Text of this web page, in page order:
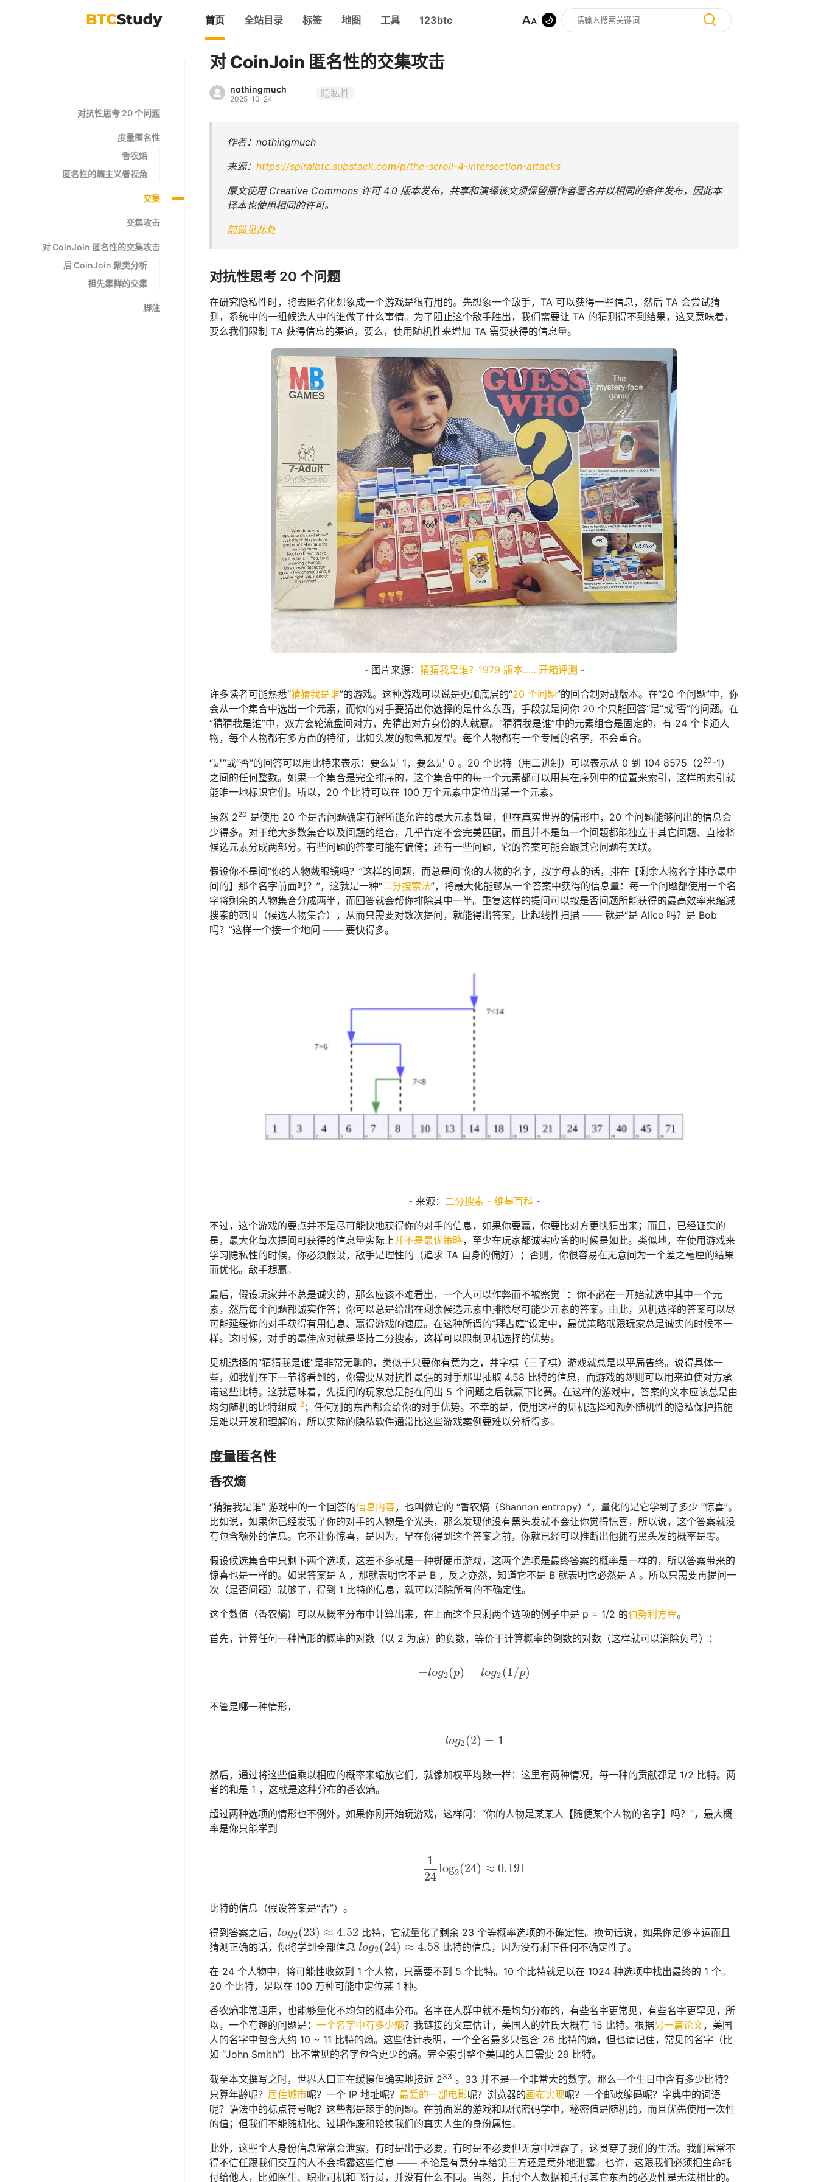
首页 全站目录 标签 地图 工具 123btc
对抗性思考 20 个问题
度量匿名性
香农熵
匿名性的熵主义者视角
交集
交集攻击
对 CoinJoin 匿名性的交集攻击
后 CoinJoin 聚类分析
祖先集群的交集
脚注
对 CoinJoin 匿名性的交集攻击
nothingmuch
2025-10-24 隐私性
作者：nothingmuch
来源： https://spiralbtc.substack.com/p/the-scroll-4-intersection-attacks
原文使用 Creative Commons 许可 4.0 版本发布，共享和演绎该文须保留原作者署名并以相同的条件发布，因此本
译本也使用相同的许可。
前篇见此处
对抗性思考 20 个问题
在研究隐私性时，将去匿名化想象成一个游戏是很有用的。先想象一个敌手，TA 可以获得一些信息，然后 TA 会尝试猜
测，系统中的一组候选人中的谁做了什么事情。为了阻止这个敌手胜出，我们需要让 TA 的猜测得不到结果，这又意味着，
要么我们限制 TA 获得信息的渠道，要么，使用随机性来增加 TA 需要获得的信息量。
- 图片来源： 猜猜我是谁？1979 版本……开箱评测 -
许多读者可能熟悉“猜猜我是谁”的游戏。这种游戏可以说是更加底层的“20 个问题”的回合制对战版本。在“20 个问题”中，你
会从一个集合中选出一个元素，而你的对手要猜出你选择的是什么东西，手段就是问你 20 个只能回答“是”或“否”的问题。在
“猜猜我是谁”中，双方会轮流盘问对方，先猜出对方身份的人就赢。“猜猜我是谁”中的元素组合是固定的，有 24 个卡通人
物，每个人物都有多方面的特征，比如头发的颜色和发型。每个人物都有一个专属的名字，不会重合。
“是”或“否”的回答可以用比特来表示：要么是 1，要么是 0 。20 个比特（用二进制）可以表示从 0 到 104 8575（220-1）
之间的任何整数。如果一个集合是完全排序的，这个集合中的每一个元素都可以用其在序列中的位置来索引，这样的索引就
能唯一地标识它们。所以，20 个比特可以在 100 万个元素中定位出某一个元素。
虽然 220 是使用 20 个是否问题确定有解所能允许的最大元素数量，但在真实世界的情形中，20 个问题能够问出的信息会
少得多。对于绝大多数集合以及问题的组合，几乎肯定不会完美匹配，而且并不是每一个问题都能独立于其它问题、直接将
候选元素分成两部分。有些问题的答案可能有偏倚；还有一些问题，它的答案可能会跟其它问题有关联。
假设你不是问“你的人物戴眼镜吗？”这样的问题，而总是问“你的人物的名字，按字母表的话，排在【剩余人物名字排序最中
间的】那个名字前面吗？”，这就是一种“二分搜索法”，将最大化能够从一个答案中获得的信息量：每一个问题都使用一个名
字将剩余的人物集合分成两半，而回答就会帮你排除其中一半。重复这样的提问可以按是否问题所能获得的最高效率来缩减
搜索的范围（候选人物集合），从而只需要对数次提问，就能得出答案，比起线性扫描 —— 就是“是 Alice 吗？是 Bob
吗？”这样一个接一个地问 —— 要快得多。
- 来源： 二分搜索 - 维基百科-
不过，这个游戏的要点并不是尽可能快地获得你的对手的信息，如果你要赢，你要比对方更快猜出来；而且，已经证实的
是，最大化每次提问可获得的信息量实际上并不是最优策略，至少在玩家都诚实应答的时候是如此。类似地，在使用游戏来
学习隐私性的时候，你必须假设，敌手是理性的（追求 TA 自身的偏好）；否则，你很容易在无意间为一个差之毫厘的结果
而优化。敌手想赢。
最后，假设玩家并不总是诚实的，那么应该不难看出，一个人可以作弊而不被察觉 1 ：你不必在一开始就选中其中一个元
素，然后每个问题都诚实作答；你可以总是给出在剩余候选元素中排除尽可能少元素的答案。由此，见机选择的答案可以尽
可能延缓你的对手获得有用信息、赢得游戏的速度。在这种所谓的“拜占庭”设定中，最优策略就跟玩家总是诚实的时候不一
样。这时候，对手的最佳应对就是坚持二分搜索，这样可以限制见机选择的优势。
见机选择的“猜猜我是谁”是非常无聊的，类似于只要你有意为之，井字棋（三子棋）游戏就总是以平局告终。说得具体一
些，如我们在下一节将看到的，你需要从对抗性最强的对手那里抽取 4.58 比特的信息，而游戏的规则可以用来迫使对方承
诺这些比特。这就意味着，先提问的玩家总是能在问出 5 个问题之后就赢下比赛。在这样的游戏中，答案的文本应该总是由
均匀随机的比特组成 2 ；任何别的东西都会给你的对手优势。不幸的是，使用这样的见机选择和额外随机性的隐私保护措施
是难以开发和理解的，所以实际的隐私软件通常比这些游戏案例要难以分析得多。
度量匿名性
香农熵
“猜猜我是谁” 游戏中的一个回答的信息内容，也叫做它的 “香农熵（Shannon entropy）”，量化的是它学到了多少 “惊喜”。
比如说，如果你已经发现了你的对手的人物是个光头，那么发现他没有黑头发就不会让你觉得惊喜，所以说，这个答案就没
有包含额外的信息。它不让你惊喜，是因为，早在你得到这个答案之前，你就已经可以推断出他拥有黑头发的概率是零。
假设候选集合中只剩下两个选项，这差不多就是一种掷硬币游戏，这两个选项是最终答案的概率是一样的，所以答案带来的
惊喜也是一样的。如果答案是 A ，那就表明它不是 B ，反之亦然，知道它不是 B 就表明它必然是 A 。所以只需要再提问一
次（是否问题）就够了，得到 1 比特的信息，就可以消除所有的不确定性。
这个数值（香农熵）可以从概率分布中计算出来，在上面这个只剩两个选项的例子中是 p = 1/2 的伯努利方程。
首先，计算任何一种情形的概率的对数（以 2 为底）的负数，等价于计算概率的倒数的对数（这样就可以消除负号）：
−log2(p) = log2 (1/p)
−log2(p )=l og2( 1 /p)
不管是哪一种情形，
log2 (2) = 1
log 2( 2 )=1
然后，通过将这些值乘以相应的概率来缩放它们，就像加权平均数一样：这里有两种情况，每一种的贡献都是 1/2 比特。两
者的和是 1 ，这就是这种分布的香农熵。
超过两种选项的情形也不例外。如果你刚开始玩游戏，这样问：“你的人物是某某人【随便某个人物的名字】吗？”，最大概
率是你只能学到
1
24
log2(24) ≈ 0.191
124log2(24 )≈ 0.191
比特的信息（假设答案是“否”）。
得到答案之后， log2(23) ≈ 4.52
log2( 23)≈ 4.52
比特，它就量化了剩余 23 个等概率选项的不确定性。换句话说，如果你足够幸运而且
猜测正确的话，你将学到全部信息 log2(24) ≈ 4.58
log2( 24)≈ 4.58 比特的信息，因为没有剩下任何不确定性了。
在 24 个人物中，将可能性收敛到 1 个人物，只需要不到 5 个比特。10 个比特就足以在 1024 种选项中找出最终的 1 个。
20 个比特，足以在 100 万种可能中定位某 1 种。
香农熵非常通用，也能够量化不均匀的概率分布。名字在人群中就不是均匀分布的，有些名字更常见，有些名字更罕见，所
以，一个有趣的问题是： 一个名字中有多少熵？我链接的文章估计，美国人的姓氏大概有 15 比特。根据另一篇论文，美国
人的名字中包含大约 10 ~ 11 比特的熵。这些估计表明，一个全名最多只包含 26 比特的熵，但也请记住，常见的名字（比
如 “John Smith”）比不常见的名字包含更少的熵。完全索引整个美国的人口需要 29 比特。
截至本文撰写之时，世界人口正在缓慢但确实地接近 233 。33 并不是一个非常大的数字。那么一个生日中含有多少比特？
只算年龄呢？ 居住城市呢？一个 IP 地址呢？ 最爱的一部电影呢？浏览器的画布实现呢？一个邮政编码呢？字典中的词语
呢？语法中的标点符号呢？这些都是棘手的问题。在前面说的游戏和现代密码学中，秘密值是随机的，而且优先使用一次性
的值；但我们不能随机化、过期作废和轮换我们的真实人生的身份属性。
此外，这些个人身份信息常常会泄露，有时是出于必要，有时是不必要但无意中泄露了，这贯穿了我们的生活。我们常常不
得不信任跟我们交互的人不会揭露这些信息 —— 不论是有意分享给第三方还是意外地泄露。也许，这跟我们必须把生命托
付给他人，比如医生、职业司机和飞行员，并没有什么不同。当然，托付个人数据和托付其它东西的必要性是无法相比的。